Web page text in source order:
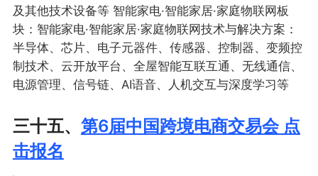
及其他技术设备等 智能家电·智能家居·家庭物联网板
块：智能家电·智能家居·家庭物联网技术与解决方案：
半导体、芯片、电子元器件、传感器、控制器、变频控
制技术、云开放平台、全屋智能互联互通、无线通信、
电源管理、信号链、AI语音、人机交互与深度学习等
三十五、 第6届中国跨境电商交易会 点
击报名